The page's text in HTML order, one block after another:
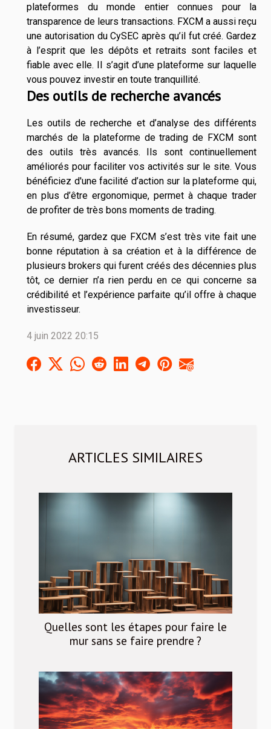
ARTICLES SIMILAIRES
Quelles sont les étapes pour faire le
mur sans se faire prendre ?
plateformes du monde entier connues pour la
transparence de leurs transactions. FXCM a aussi reçu
une autorisation du CySEC après qu’il fut créé. Gardez
à l’esprit que les dépôts et retraits sont faciles et
fiable avec elle. Il s’agit d’une plateforme sur laquelle
vous pouvez investir en toute tranquillité.
Des outils de recherche avancés
Les outils de recherche et d’analyse des différents
marchés de la plateforme de trading de FXCM sont
des outils très avancés. Ils sont continuellement
améliorés pour faciliter vos activités sur le site. Vous
bénéficiez d'une facilité d’action sur la plateforme qui,
en plus d’être ergonomique, permet à chaque trader
de profiter de très bons moments de trading.
En résumé, gardez que FXCM s’est très vite fait une
bonne réputation à sa création et à la différence de
plusieurs brokers qui furent créés des décennies plus
tôt, ce dernier n’a rien perdu en ce qui concerne sa
crédibilité et l’expérience parfaite qu’il offre à chaque
investisseur.
4 juin 2022 20:15